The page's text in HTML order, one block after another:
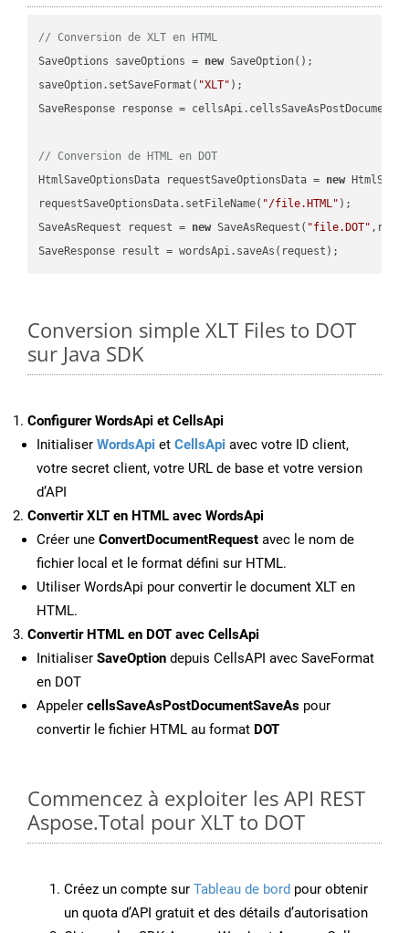
// Conversion de XLT en HTML
SaveOptions saveOptions = new SaveOption();
saveOption.setSaveFormat( "XLT" );
SaveResponse response =
// Conversion de HTML en DOT
HtmlSaveOptionsData requestSaveOptionsData = new
requestSaveOptionsData.setFileName( "/file.HTML" );
SaveAsRequest request = new SaveAsRequest( "file.DOT"
Conversion simple XLT Files to DOT
sur Java SDK
Configurer WordsApi et CellsApi
Initialiser WordsApi et CellsApi avec votre ID client,
votre secret client, votre URL de base et votre version
d’API
Convertir XLT en HTML avec WordsApi
Créer une ConvertDocumentRequest avec le nom de
fichier local et le format défini sur HTML.
Utiliser WordsApi pour convertir le document XLT en
HTML.
Convertir HTML en DOT avec CellsApi
Initialiser SaveOption depuis CellsAPI avec SaveFormat
en DOT
Appeler cellsSaveAsPostDocumentSaveAs pour
convertir le fichier HTML au format DOT
Commencez à exploiter les API REST
Aspose.Total pour XLT to DOT
Créez un compte sur Tableau de bord pour obtenir
un quota d’API gratuit et des détails d’autorisation